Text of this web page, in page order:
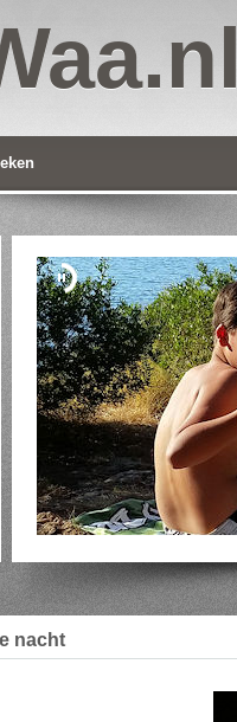
nacht